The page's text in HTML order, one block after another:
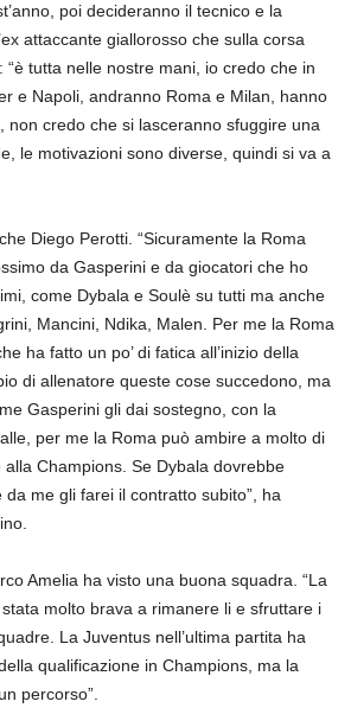
poi decideranno il tecnico e la
attaccante giallorosso che sulla corsa
“è tutta nelle nostre mani, io credo che in
e Napoli, andranno Roma e Milan, hanno
non credo che si lasceranno sfuggire una
le motivazioni sono diverse, quindi si va a
Diego Perotti. “Sicuramente la Roma
da Gasperini e da giocatori che ho
come Dybala e Soulè su tutti ma anche
Mancini, Ndika, Malen. Per me la Roma
ha fatto un po’ di fatica all’inizio della
di allenatore queste cose succedono, ma
Gasperini gli dai sostegno, con la
per me la Roma può ambire a molto di
Champions. Se Dybala dovrebbe
me gli farei il contratto subito”, ha
Amelia ha visto una buona squadra. “La
molto brava a rimanere li e sfruttare i
La Juventus nell’ultima partita ha
qualificazione in Champions, ma la
percorso”.